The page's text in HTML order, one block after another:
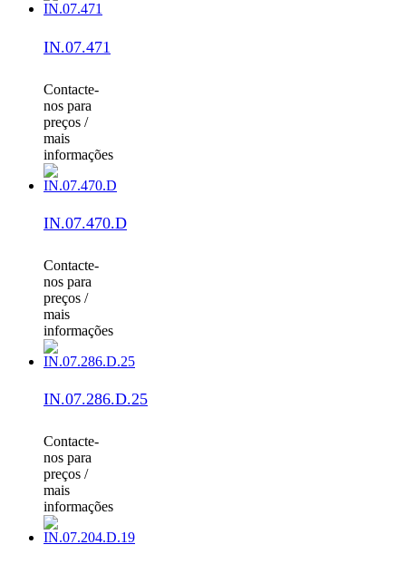
IN.07.471
Contacte-
nos para
preços /
mais
informações
IN.07.470.D
Contacte-
nos para
preços /
mais
informações
IN.07.286.D.25
Contacte-
nos para
preços /
mais
informações